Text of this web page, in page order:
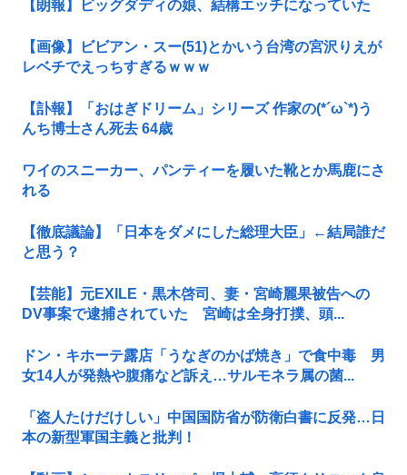
【朗報】ビッグダディの娘、結構エッチになっていた
【画像】ビビアン・スー(51)とかいう台湾の宮沢りえが
レベチでえっちすぎるｗｗｗ
【訃報】「おはぎドリーム」シリーズ 作家の(*´ω`*)う
んち博士さん死去 64歳
ワイのスニーカー、パンティーを履いた靴とか馬鹿にさ
れる
【徹底議論】「日本をダメにした総理大臣」←結局誰だ
と思う？
【芸能】元EXILE・黒木啓司、妻・宮崎麗果被告への
DV事案で逮捕されていた 宮崎は全身打撲、頭...
ドン・キホーテ露店「うなぎのかば焼き」で食中毒 男
女14人が発熱や腹痛など訴え…サルモネラ属の菌...
「盗人たけだけしい」中国国防省が防衛白書に反発…日
本の新型軍国主義と批判！